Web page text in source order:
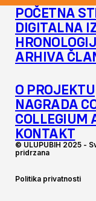
POČETNA
DIGITALNA
ARHIVA
O PROJEKTU
NAGRADA
KONTAKT
© ULUPUBIH 2025 - S
pridrzana
Politika privatnosti